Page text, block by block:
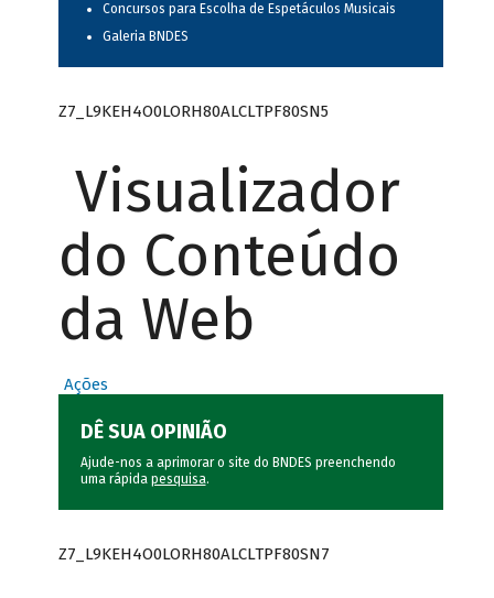
Concursos para Escolha de Espetáculos Musicais
Galeria BNDES
Z7_L9KEH4O0LORH80ALCLTPF80SN5
Visualizador
do Conteúdo
da Web
Ações
DÊ SUA OPINIÃO
Ajude-nos a aprimorar o site do BNDES preenchendo
uma rápida pesquisa.
Z7_L9KEH4O0LORH80ALCLTPF80SN7